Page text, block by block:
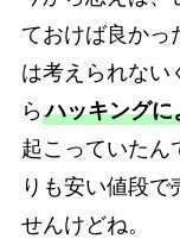
ておけば良かっ
は考えられない
らハッキングに
起こっていたん
りも安い値段で
せんけどね。